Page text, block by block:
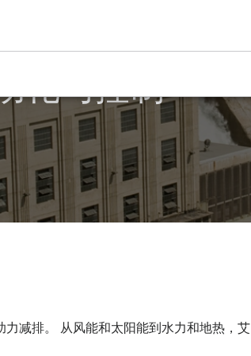
化与控制
减排。 从风能和太阳能到水力和地热，艾